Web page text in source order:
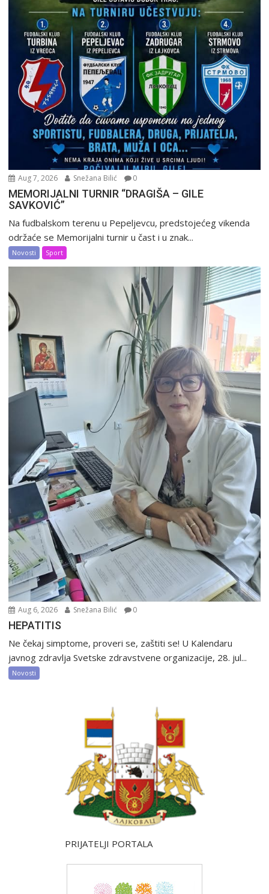
Aug 7, 2026 Snežana Bilić 0
MEMORIJALNI TURNIR “DRAGIŠA – GILE
SAVKOVIĆ”
Na fudbalskom terenu u Pepeljevcu, predstojećeg vikenda
održaće se Memorijalni turnir u čast i u znak...
Novosti Sport
Aug 6, 2026 Snežana Bilić 0
HEPATITIS
Ne čekaj simptome, proveri se, zaštiti se! U Kalendaru
javnog zdravlja Svetske zdravstvene organizacije, 28. jul...
Novosti
PRIJATELJI PORTALA